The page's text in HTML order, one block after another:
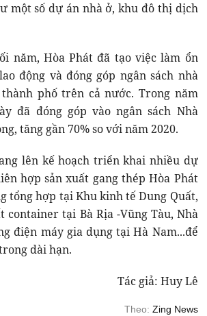
một số dự án nhà ở, khu đô thị dịch
năm, Hòa Phát đã tạo việc làm ổn
động và đóng góp ngân sách nhà
phố trên cả nước. Trong năm
đã đóng góp vào ngân sách Nhà
tăng gần 70% so với năm 2020.
lên kế hoạch triển khai nhiều dự
hợp sản xuất gang thép Hòa Phát
tổng hợp tại Khu kinh tế Dung Quất,
container tại Bà Rịa -Vũng Tàu, Nhà
điện máy gia dụng tại Hà Nam...để
dài hạn.
Tác giả: Huy Lê
Theo: Zing News